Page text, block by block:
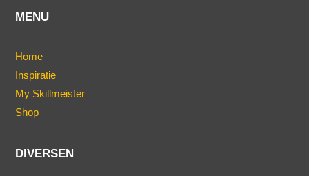
MENU
Home
Inspiratie
My Skillmeister
Shop
DIVERSEN